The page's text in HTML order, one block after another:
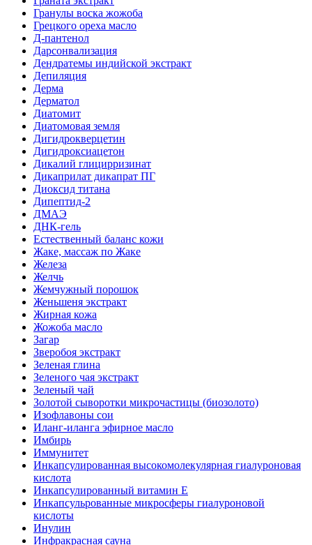
Гранулы воска жожоба
Грецкого ореха масло
Д-пантенол
Дарсонвализация
Дендратемы индийской экстракт
Депиляция
Дерма
Дерматол
Диатомит
Диатомовая земля
Дигидрокверцетин
Дигидроксиацетон
Дикалий глицирризинат
Дикаприлат дикапрат ПГ
Диоксид титана
Дипептид-2
ДМАЭ
ДНК-гель
Естественный баланс кожи
Жаке, массаж по Жаке
Железа
Желчь
Жемчужный порошок
Женьшеня экстракт
Жирная кожа
Жожоба масло
Загар
Зверобоя экстракт
Зеленая глина
Зеленого чая экстракт
Зеленый чай
Золотой сыворотки микрочастицы (биозолото)
Изофлавоны сои
Иланг-иланга эфирное масло
Имбирь
Иммунитет
Инкапсулированная высокомолекулярная гиалуроновая
кислота
Инкапсулированный витамин Е
Инкапсульрованные микросферы гиалуроновой
кислоты
Инулин
Инфракрасная сауна